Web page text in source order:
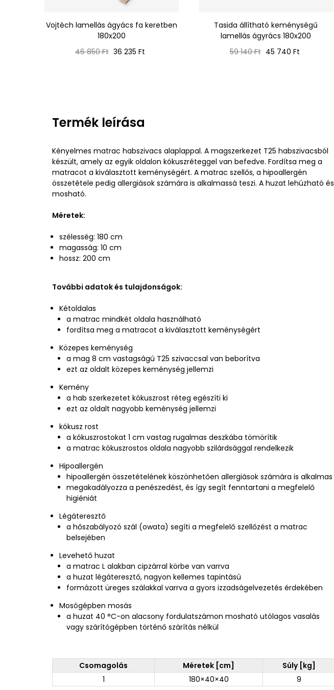
Vojtěch lamellás ágyács fa keretben
180x200
Normál
46 850 Ft Ár
36 235 Ft
Tasida állítható keménységű
lamellás ágyrács 180x200
Normál
59 140 Ft Ár
45 740 Ft
Termék leírása
Kényelmes matrac habszivacs alaplappal. A magszerkezet T25 habszivacsból
készült, amely az egyik oldalon kókuszréteggel van befedve. Fordítsa meg a
matracot a kiválasztott keménységért. A matrac szellős, a hipoallergén
összetétele pedig allergiások számára is alkalmassá teszi. A huzat lehúzható és
mosható.
Méretek:
szélesség: 180 cm
magasság: 10 cm
hossz: 200 cm
További adatok és tulajdonságok:
Kétoldalas
a matrac mindkét oldala használható
fordítsa meg a matracot a kiválasztott keménységért
Közepes keménység
a mag 8 cm vastagságú T25 szivaccsal van beborítva
ezt az oldalt közepes keménység jellemzi
Kemény
a hab szerkezetet kókuszrost réteg egészíti ki
ezt az oldalt nagyobb keménység jellemzi
kókusz rost
a kókuszrostokat 1 cm vastag rugalmas deszkába tömörítik
a matrac kókuszrostos oldala nagyobb szilárdsággal rendelkezik
Hipoallergén
hipoallergén összetételének köszönhetően allergiások számára is alkalmas
megakadályozza a penészedést, és így segít fenntartani a megfelelő
higiéniát
Légáteresztő
a hőszabályozó szál (owata) segíti a megfelelő szellőzést a matrac
belsejében
Levehető huzat
a matrac L alakban cipzárral körbe van varrva
a huzat légáteresztő, nagyon kellemes tapintású
formázott üreges szálakkal varrva a gyors izzadságelvezetés érdekében
Mosógépben mosás
a huzat 40 °C-on alacsony fordulatszámon mosható utólagos vasalás
vagy szárítógépben történő szárítás nélkül
Csomagolás Méretek [cm]
Súly [kg]
1
180×40×40 9